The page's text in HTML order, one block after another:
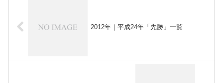
2012年｜平成24年「先勝」一覧